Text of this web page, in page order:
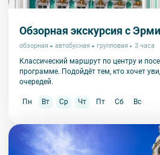
Обзорная экскурсия с
обзорная автобусная групповая 3 часа
Классический маршрут по центру и
программе. Подойдёт тем, кто хочет
очередей.
Пн Вт Ср Чт Пт Сб Вс